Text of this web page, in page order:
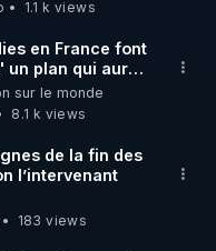
de méditation et
code
1.1 k views
en France font
un plan qui aurait
septembre 2001
sur le monde
8.1 k views
de la fin des
l’intervenant
183 views